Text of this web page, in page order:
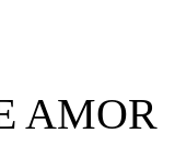
AMOR